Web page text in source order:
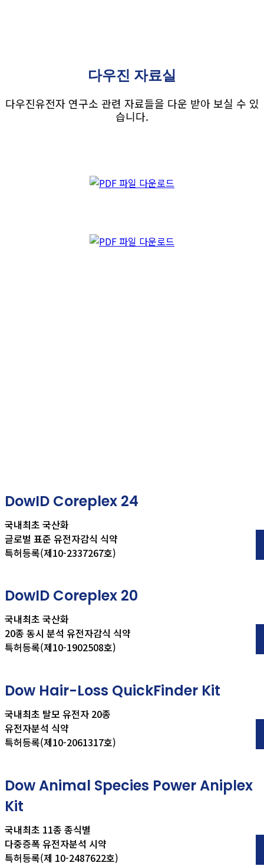
다우진 자료실
다우진유전자 연구소 관련 자료들을 다운 받아 보실 수 있
습니다.
DowID Coreplex 24
국내최초 국산화
글로벌 표준 유전자감식 식약
특허등록(제10-2337267호)
DowID Coreplex 20
국내최초 국산화
20종 동시 분석 유전자감식 식약
특허등록(제10-1902508호)
Dow Hair-Loss QuickFinder Kit
국내최초 탈모 유전자 20종
유전자분석 식약
특허등록(제10-2061317호)
Dow Animal Species Power Aniplex
Kit
국내최초 11종 종식별
다중증폭 유전자분석 시약
특허등록(제 10-2487622호)